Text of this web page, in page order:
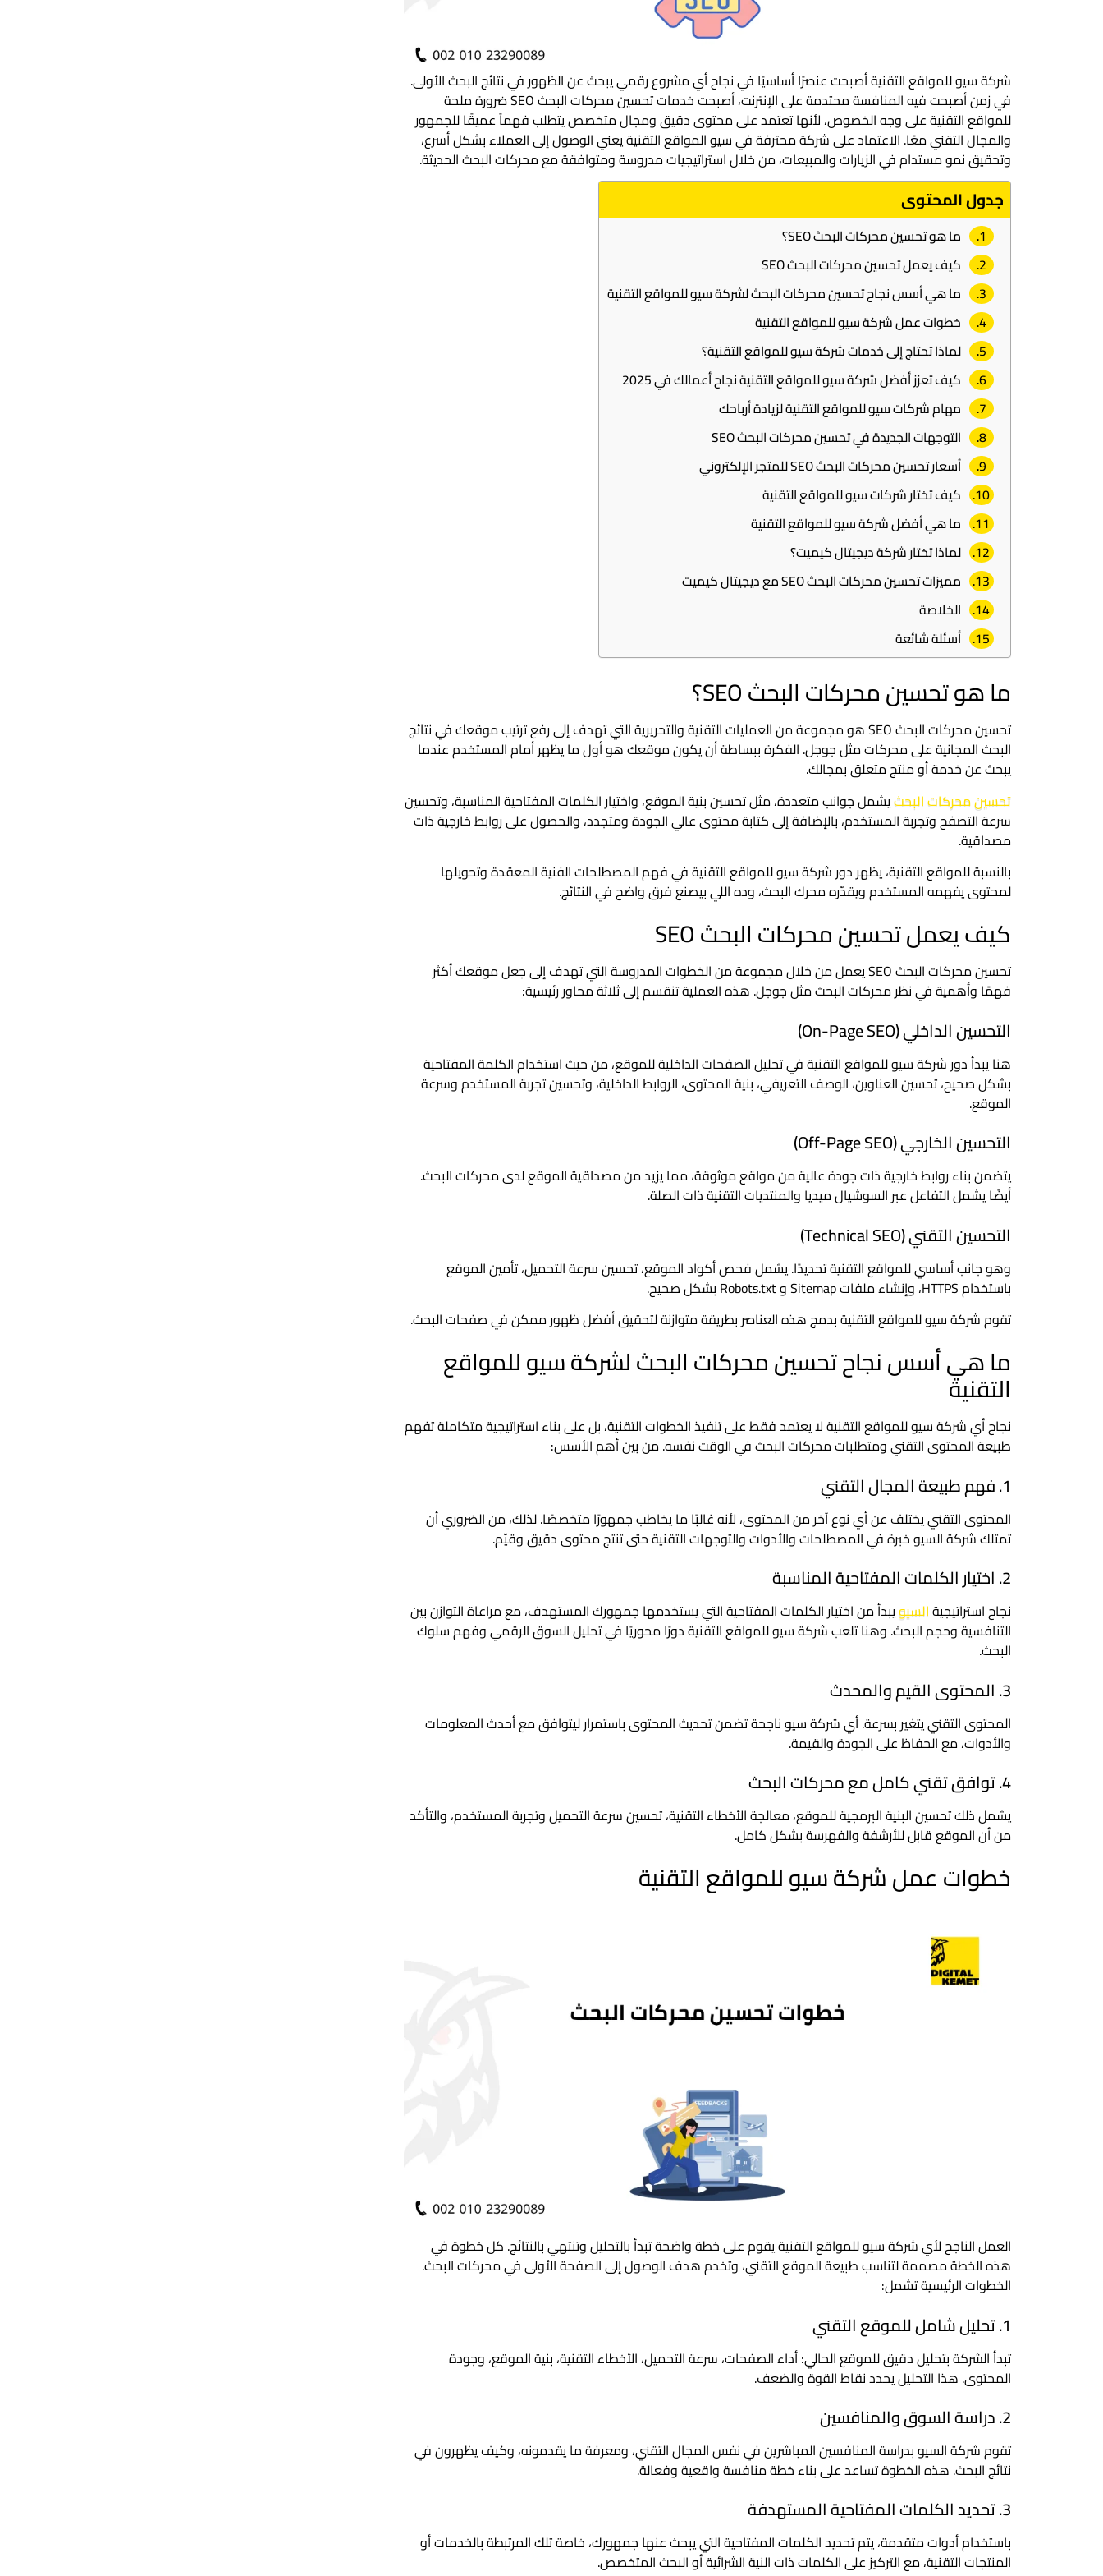
شركة سيو للمواقع التقنية أصبحت عنصرًا أساسيًا في نجاح أي مشروع رقمي يبحث عن الظهور في نتائج البحث الأولى.
في زمن أصبحت فيه المنافسة محتدمة على الإنترنت، أصبحت خدمات تحسين محركات البحث SEO ضرورة ملحة
للمواقع التقنية على وجه الخصوص، لأنها تعتمد على محتوى دقيق ومجال متخصص يتطلب فهماً عميقًا للجمهور
والمجال التقني معًا. الاعتماد على شركة محترفة في سيو المواقع التقنية يعني الوصول إلى العملاء بشكل أسرع،
وتحقيق نمو مستدام في الزيارات والمبيعات، من خلال استراتيجيات مدروسة ومتوافقة مع محركات البحث الحديثة.
جدول المحتوى
ما هو تحسين محركات البحث SEO؟
كيف يعمل تحسين محركات البحث SEO
ما هي أسس نجاح تحسين محركات البحث لشركة سيو للمواقع التقنية
خطوات عمل شركة سيو للمواقع التقنية
لماذا تحتاج إلى خدمات شركة سيو للمواقع التقنية؟
كيف تعزز أفضل شركة سيو للمواقع التقنية نجاح أعمالك في 2025
مهام شركات سيو للمواقع التقنية لزيادة أرباحك
التوجهات الجديدة في تحسين محركات البحث SEO
أسعار تحسين محركات البحث SEO للمتجر الإلكتروني
كيف تختار شركات سيو للمواقع التقنية
ما هي أفضل شركة سيو للمواقع التقنية
لماذا تختار شركة ديجيتال كيميت؟
مميزات تحسين محركات البحث SEO مع ديجيتال كيميت
الخلاصة
أسئلة شائعة
ما هو تحسين محركات البحث SEO؟
تحسين محركات البحث SEO هو مجموعة من العمليات التقنية والتحريرية التي تهدف إلى رفع ترتيب موقعك في نتائج
البحث المجانية على محركات مثل جوجل. الفكرة ببساطة أن يكون موقعك هو أول ما يظهر أمام المستخدم عندما
يبحث عن خدمة أو منتج متعلق بمجالك.
تحسين محركات البحثيشمل جوانب متعددة، مثل تحسين بنية الموقع، واختيار الكلمات المفتاحية المناسبة، وتحسين
سرعة التصفح وتجربة المستخدم، بالإضافة إلى كتابة محتوى عالي الجودة ومتجدد، والحصول على روابط خارجية ذات
مصداقية.
بالنسبة للمواقع التقنية، يظهر دور شركة سيو للمواقع التقنية في فهم المصطلحات الفنية المعقدة وتحويلها
لمحتوى يفهمه المستخدم ويقدّره محرك البحث، وده اللي بيصنع فرق واضح في النتائج.
كيف يعمل تحسين محركات البحث SEO
تحسين محركات البحث SEO يعمل من خلال مجموعة من الخطوات المدروسة التي تهدف إلى جعل موقعك أكثر
فهمًا وأهمية في نظر محركات البحث مثل جوجل. هذه العملية تنقسم إلى ثلاثة محاور رئيسية:
التحسين الداخلي (On-Page SEO)
هنا يبدأ دور شركة سيو للمواقع التقنية في تحليل الصفحات الداخلية للموقع، من حيث استخدام الكلمة المفتاحية
بشكل صحيح، تحسين العناوين، الوصف التعريفي، بنية المحتوى، الروابط الداخلية، وتحسين تجربة المستخدم وسرعة
الموقع.
التحسين الخارجي (Off-Page SEO)
يتضمن بناء روابط خارجية ذات جودة عالية من مواقع موثوقة، مما يزيد من مصداقية الموقع لدى محركات البحث.
أيضًا يشمل التفاعل عبر السوشيال ميديا والمنتديات التقنية ذات الصلة.
التحسين التقني (Technical SEO)
وهو جانب أساسي للمواقع التقنية تحديدًا. يشمل فحص أكواد الموقع، تحسين سرعة التحميل، تأمين الموقع
باستخدام HTTPS، وإنشاء ملفات Sitemap و Robots.txt بشكل صحيح.
تقوم شركة سيو للمواقع التقنية بدمج هذه العناصر بطريقة متوازنة لتحقيق أفضل ظهور ممكن في صفحات البحث.
ما هي أسس نجاح تحسين محركات البحث لشركة سيو للمواقع
التقنية
نجاح أي شركة سيو للمواقع التقنية لا يعتمد فقط على تنفيذ الخطوات التقنية، بل على بناء استراتيجية متكاملة تفهم
طبيعة المحتوى التقني ومتطلبات محركات البحث في الوقت نفسه. من بين أهم الأسس:
1. فهم طبيعة المجال التقني
المحتوى التقني يختلف عن أي نوع آخر من المحتوى، لأنه غالبًا ما يخاطب جمهورًا متخصصًا. لذلك، من الضروري أن
تمتلك شركة السيو خبرة في المصطلحات والأدوات والتوجهات التقنية حتى تنتج محتوى دقيق وقيّم.
2. اختيار الكلمات المفتاحية المناسبة
نجاح استراتيجيةالسيويبدأ من اختيار الكلمات المفتاحية التي يستخدمها جمهورك المستهدف، مع مراعاة التوازن بين
التنافسية وحجم البحث. وهنا تلعب شركة سيو للمواقع التقنية دورًا محوريًا في تحليل السوق الرقمي وفهم سلوك
البحث.
3. المحتوى القيم والمحدث
المحتوى التقني يتغير بسرعة. أي شركة سيو ناجحة تضمن تحديث المحتوى باستمرار ليتوافق مع أحدث المعلومات
والأدوات، مع الحفاظ على الجودة والقيمة.
4. توافق تقني كامل مع محركات البحث
يشمل ذلك تحسين البنية البرمجية للموقع، معالجة الأخطاء التقنية، تحسين سرعة التحميل وتجربة المستخدم، والتأكد
من أن الموقع قابل للأرشفة والفهرسة بشكل كامل.
خطوات عمل شركة سيو للمواقع التقنية
العمل الناجح لأي شركة سيو للمواقع التقنية يقوم على خطة واضحة تبدأ بالتحليل وتنتهي بالنتائج. كل خطوة في
هذه الخطة مصممة لتناسب طبيعة الموقع التقني، وتخدم هدف الوصول إلى الصفحة الأولى في محركات البحث.
الخطوات الرئيسية تشمل:
1. تحليل شامل للموقع التقني
تبدأ الشركة بتحليل دقيق للموقع الحالي: أداء الصفحات، سرعة التحميل، الأخطاء التقنية، بنية الموقع، وجودة
المحتوى. هذا التحليل يحدد نقاط القوة والضعف.
2. دراسة السوق والمنافسين
تقوم شركة السيو بدراسة المنافسين المباشرين في نفس المجال التقني، ومعرفة ما يقدمونه، وكيف يظهرون في
نتائج البحث. هذه الخطوة تساعد على بناء خطة منافسة واقعية وفعالة.
3. تحديد الكلمات المفتاحية المستهدفة
باستخدام أدوات متقدمة، يتم تحديد الكلمات المفتاحية التي يبحث عنها جمهورك، خاصة تلك المرتبطة بالخدمات أو
المنتجات التقنية، مع التركيز على الكلمات ذات النية الشرائية أو البحث المتخصص.